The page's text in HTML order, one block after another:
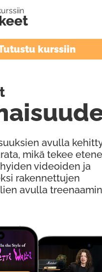
kurssiin
avulla
mikä tekee
videoiden ja
rakennettujen
avulla